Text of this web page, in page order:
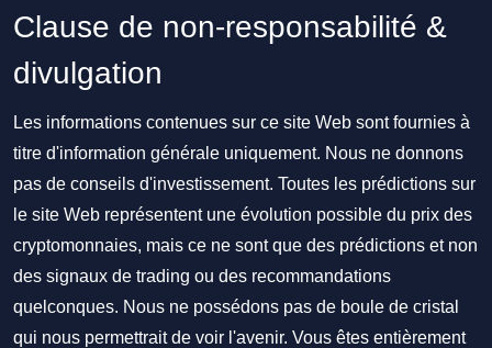
Clause de non-responsabilité &
divulgation
Les informations contenues sur ce site Web sont fournies à
titre d'information générale uniquement. Nous ne donnons
pas de conseils d'investissement. Toutes les prédictions sur
le site Web représentent une évolution possible du prix des
cryptomonnaies, mais ce ne sont que des prédictions et non
des signaux de trading ou des recommandations
quelconques. Nous ne possédons pas de boule de cristal
qui nous permettrait de voir l'avenir. Vous êtes entièrement